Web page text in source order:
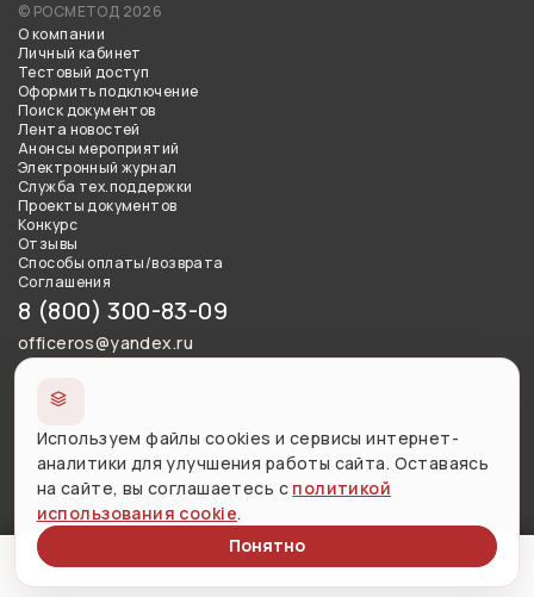
© РОСМЕТОД 2026
О компании
Личный кабинет
Тестовый доступ
Оформить подключение
Поиск документов
Лента новостей
Анонсы мероприятий
Электронный журнал
Служба тех.поддержки
Проекты документов
Конкурс
Отзывы
Способы оплаты/возврата
Соглашения
8 (800) 300-83-09
officeros@yandex.ru
Использование материалов сайта разрешено с письменного
согласия правообладателя и обязательной ссылкой на
источник.
Версия сайта для слабовидящих
Меню
Личный кабинет
Поиск
Используем файлы cookies и сервисы интернет-
аналитики для улучшения работы сайта. Оставаясь
на сайте, вы соглашаетесь с политикой
использования cookie.
Понятно